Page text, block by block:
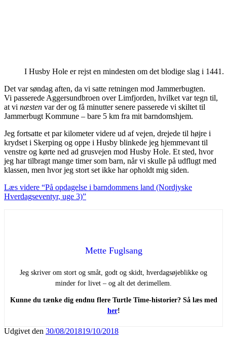
I Husby Hole er rejst en mindesten om det blodige slag i 1441.
Det var søndag aften, da vi satte retningen mod Jammerbugten.
Vi passerede Aggersundbroen over Limfjorden, hvilket var tegn til,
at vi næsten var der og få minutter senere passerede vi skiltet til
Jammerbugt Kommune – bare 5 km fra mit barndomshjem.
Jeg fortsatte et par kilometer videre ud af vejen, drejede til højre i
krydset i Skerping og oppe i Husby blinkede jeg hjemmevant til
venstre og kørte ned ad grusvejen mod Husby Hole. Et sted, hvor
jeg har tilbragt mange timer som barn, når vi skulle på udflugt med
klassen, men hvor jeg stort set ikke har opholdt mig siden.
Læs videre “På opdagelse i barndommens land (Nordjyske
Hverdagseventyr, uge 3)”
Mette Fuglsang
Jeg skriver om stort og småt, godt og skidt, hverdagsøjeblikke og
minder for livet – og alt det derimellem.
Kunne du tænke dig endnu flere Turtle Time-historier? Så læs med
her!
Udgivet den 30/08/201819/10/2018